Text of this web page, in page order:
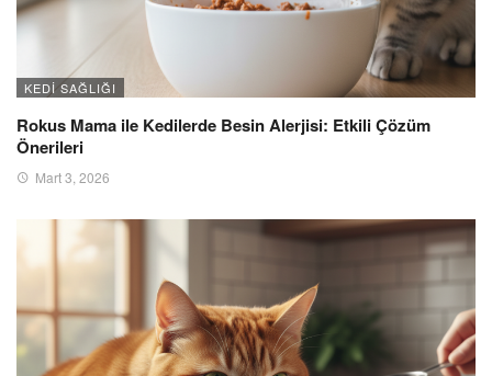
KEDI SAĞLIĞI
Rokus Mama ile Kedilerde Besin Alerjisi: Etkili Çözüm
Önerileri
Mart 3, 2026